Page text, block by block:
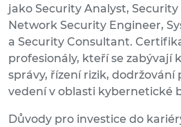
jako Security Analyst,
Network Security Engineer,
a Security Consultant.
profesionály, kteří se zabývají
správy, řízení rizik, dodržování
vedení v oblasti kybernetické
Důvody pro investice do